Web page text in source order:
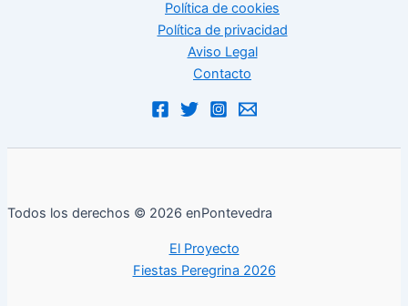
Política de cookies
Política de privacidad
Aviso Legal
Contacto
Todos los derechos © 2026 enPontevedra
El Proyecto
Fiestas Peregrina 2026